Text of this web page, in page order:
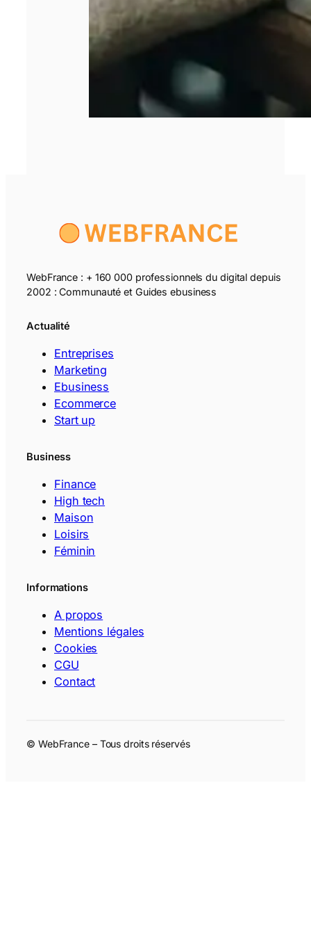
WebFrance : + 160 000 professionnels du digital depuis
2002 : Communauté et Guides ebusiness
Actualité
Entreprises
Marketing
Ebusiness
Ecommerce
Start up
Business
Finance
High tech
Maison
Loisirs
Féminin
Informations
A propos
Mentions légales
Cookies
CGU
Contact
© WebFrance – Tous droits réservés